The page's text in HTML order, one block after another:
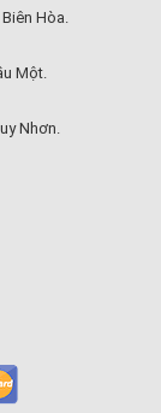
Hòa.
Một.
Nhơn.